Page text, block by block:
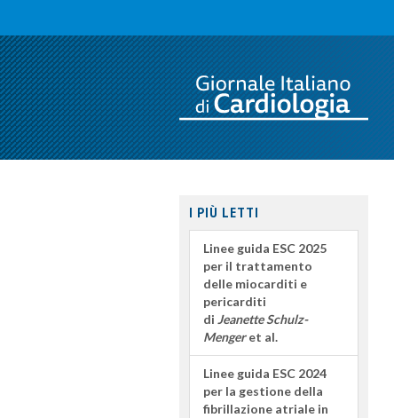
I PIÙ LETTI
Linee guida ESC 2025
per il trattamento
delle miocarditi e
pericarditi
di Jeanette Schulz-
Mengeret al.
Linee guida ESC 2024
per la gestione della
fibrillazione atriale in